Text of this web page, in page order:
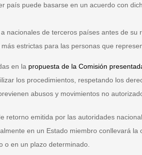
país puede basarse en un acuerdo con
nacionales de terceros países antes de su
estrictas para las personas que
en la propuesta de la Comisión
los procedimientos, respetando los
abusos y movimientos no
retorno emitida por las autoridades
en un Estado miembro conllevará
o en un plazo determinado.